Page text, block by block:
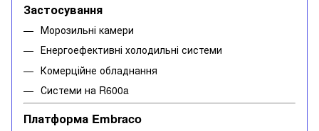
Застосування
Морозильні камери
Енергоефективні холодильні системи
Комерційне обладнання
Системи на R600a
Платформа Embraco